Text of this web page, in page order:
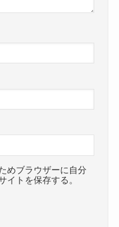
めブラウザーに自分
イトを保存する。